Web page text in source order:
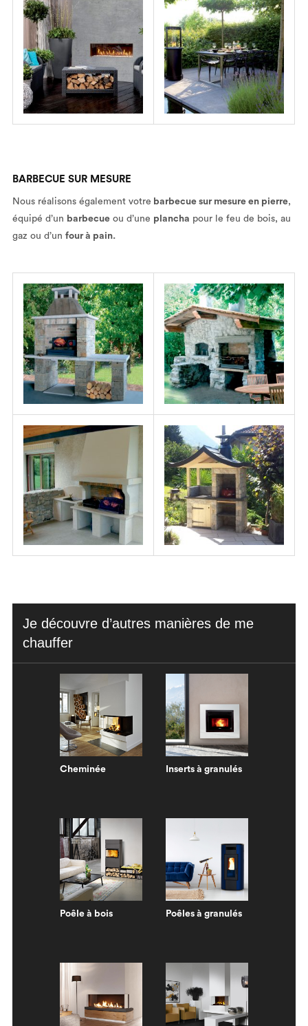
BARBECUE SUR MESURE
Nous réalisons également votre barbecue sur mesure en pierre,
équipé d’un barbecueou d’une plancha pour le feu de bois, au
gaz ou d’un four à pain.
Je découvre d’autres manières de me
chauffer
Cheminée Inserts à granulés
Poêle à bois Poêles à granulés